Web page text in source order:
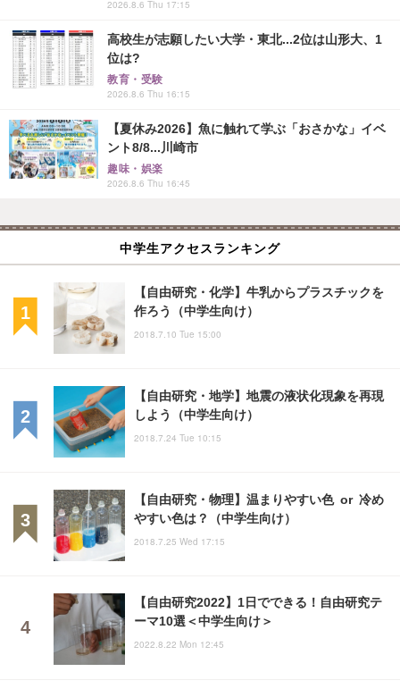
2026.8.6 Thu 17:15
高校生が志願したい大学・東北...2位は山形大、1
位は?
教育・受験
2026.8.6 Thu 16:15
【夏休み2026】魚に触れて学ぶ「おさかな」イベ
ント8/8...川崎市
趣味・娯楽
2026.8.6 Thu 16:45
中学生アクセスランキング
【自由研究・化学】牛乳からプラスチックを
作ろう（中学生向け）
2018.7.10 Tue 15:00
【自由研究・地学】地震の液状化現象を再現
しよう（中学生向け）
2018.7.24 Tue 10:15
【自由研究・物理】温まりやすい色 or 冷め
やすい色は？（中学生向け）
2018.7.25 Wed 17:15
【自由研究2022】1日でできる！自由研究テ
ーマ10選＜中学生向け＞
2022.8.22 Mon 12:45